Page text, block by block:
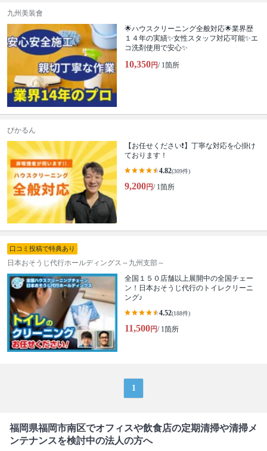
九州美装會
🌟ハウスクリーニング全般対応🌟業界歴
１４年の実績✨女性スタッフ対応可能✨エ
コ洗剤使用で安心✨
10,350円/ 1箇所
ぴかるん
【お任せください❗️】丁寧な対応を心掛け
ております！
4.82(309件)
9,200円/ 1箇所
口コミ投稿で特典あり
日本おそうじ代行ホールディングス～九州支部～
全国１５０店舗以上展開中の全国チェー
ン！日本おそうじ代行のトイレクリーニ
ング♪
4.52(188件)
11,500円/ 1箇所
1
福岡県福岡市南区でオフィスや飲食店の定期清掃や清掃メ
ンテナンスを検討中の法人の方へ